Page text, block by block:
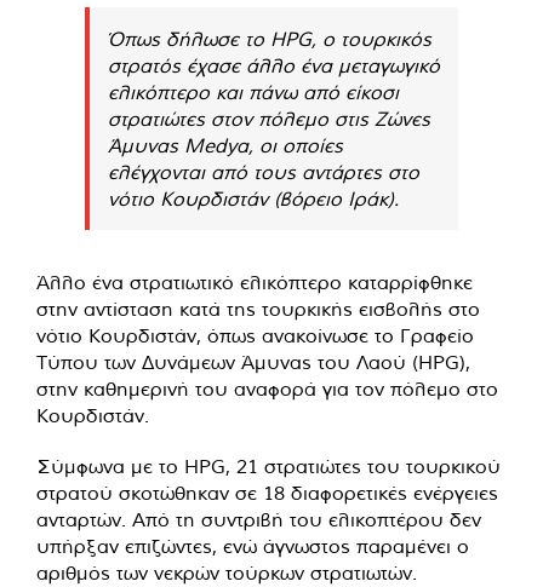
Όπως δήλωσε το HPG, ο τουρκικός
στρατός έχασε άλλο ένα μεταγωγικό
ελικόπτερο και πάνω από είκοσι
στρατιώτες στον πόλεμο στις Ζώνες
Άμυνας Medya, οι οποίες
ελέγχονται από τους αντάρτες στο
νότιο Κουρδιστάν (βόρειο Ιράκ).
Άλλο ένα στρατιωτικό ελικόπτερο καταρρίφθηκε
στην αντίσταση κατά της τουρκικής εισβολής στο
νότιο Κουρδιστάν, όπως ανακοίνωσε το Γραφείο
Τύπου των Δυνάμεων Άμυνας του Λαού (HPG),
στην καθημερινή του αναφορά για τον πόλεμο στο
Κουρδιστάν.
Σύμφωνα με το HPG, 21 στρατιώτες του τουρκικού
στρατού σκοτώθηκαν σε 18 διαφορετικές ενέργειες
ανταρτών. Από τη συντριβή του ελικοπτέρου δεν
υπήρξαν επιζώντες, ενώ άγνωστος παραμένει ο
αριθμός των νεκρών τούρκων στρατιωτών.